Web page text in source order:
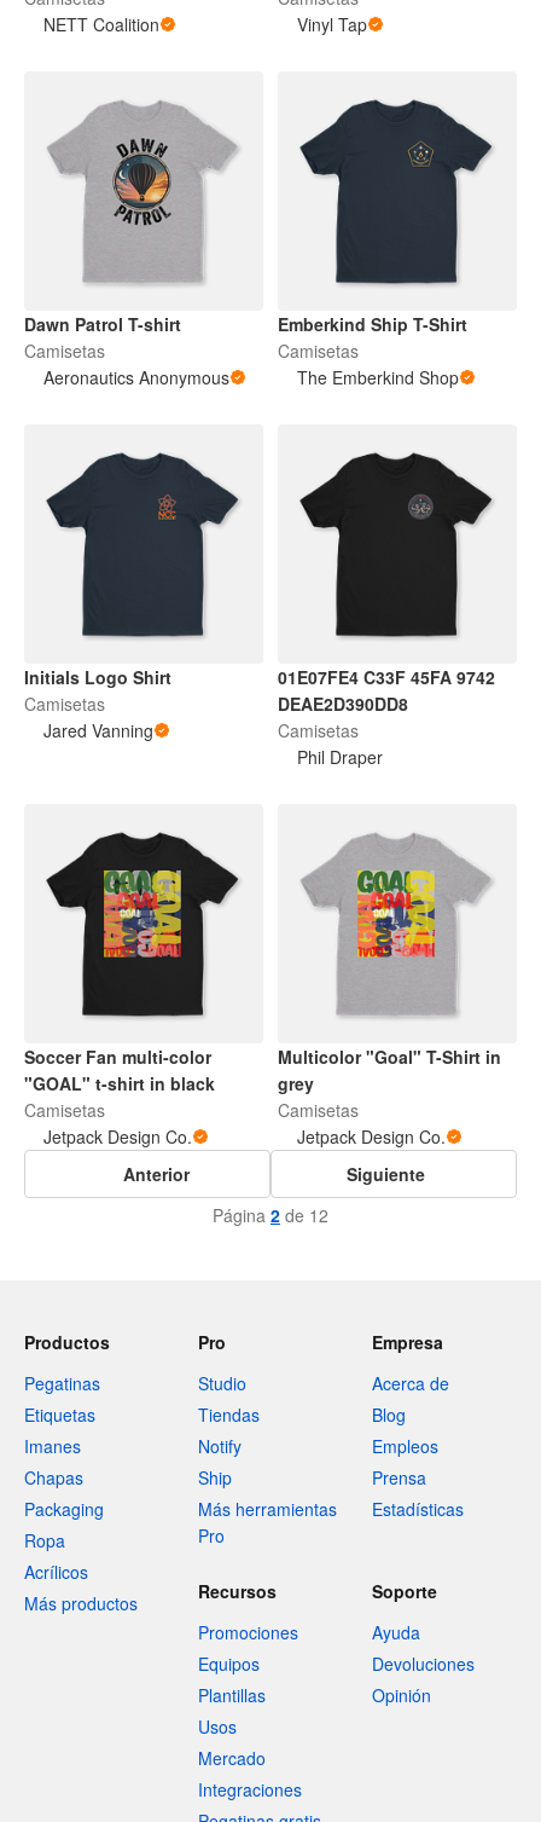
NETT Coalition
Vinyl Tap
Dawn Patrol T-shirt
Camisetas
Aeronautics Anonymous
Emberkind Ship T-Shirt
Camisetas
The Emberkind Shop
Initials Logo Shirt
Camisetas
Jared Vanning
01E07FE4 C33F 45FA 9742
DEAE2D390DD8
Camisetas
Phil Draper
Soccer Fan multi-color
"GOAL" t-shirt in black
Camisetas
Jetpack Design Co.
Multicolor "Goal" T-Shirt in
grey
Camisetas
Jetpack Design Co.
Anterior
Siguiente
Página 2 de 12
Productos
Pegatinas
Etiquetas
Imanes
Chapas
Packaging
Ropa
Acrílicos
Más productos
Pro
Studio
Tiendas
Notify
Ship
Más herramientas
Pro
Empresa
Acerca de
Blog
Empleos
Prensa
Estadísticas
Recursos
Promociones
Equipos
Plantillas
Usos
Mercado
Integraciones
Soporte
Ayuda
Devoluciones
Opinión